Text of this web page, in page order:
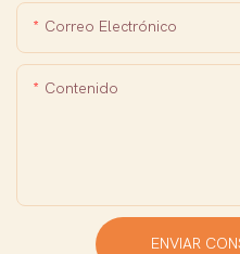
Correo Electrónico
Contenido
ENVIAR